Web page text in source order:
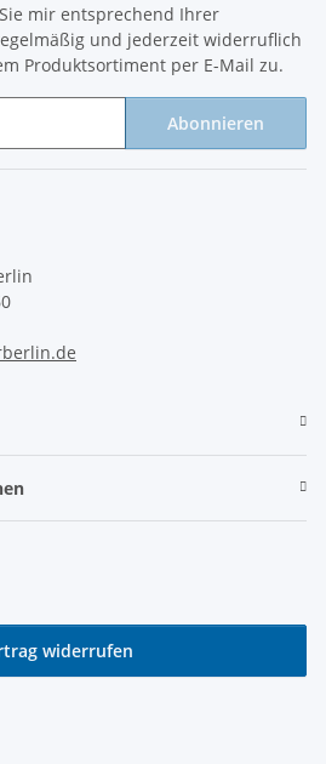
mir entsprechend Ihrer
und jederzeit widerruflich
Produktsortiment per E-Mail zu.
Abonnieren
widerrufen